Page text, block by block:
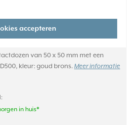
accepteren
van 50 x 50 mm met een
kleur: goud brons. Meer informatie
in huis*